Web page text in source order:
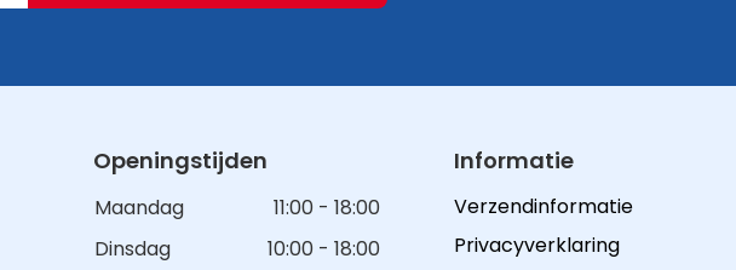
Openingstijden
Maandag
11:00 - 18:00
Dinsdag
10:00 - 18:00
Informatie
Verzendinformatie
Privacyverklaring